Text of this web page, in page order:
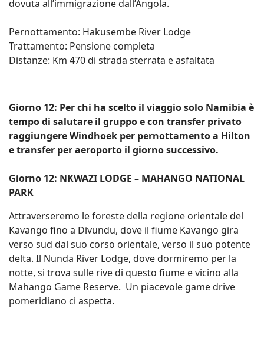
dovuta all’immigrazione dall’Angola.
Pernottamento: Hakusembe River Lodge
Trattamento: Pensione completa
Distanze: Km 470 di strada sterrata e asfaltata
Giorno 12: Per chi ha scelto il viaggio solo Namibia è
tempo di salutare il gruppo e con transfer privato
raggiungere Windhoek per pernottamento a Hilton
e transfer per aeroporto il giorno successivo.
Giorno 12: NKWAZI LODGE – MAHANGO NATIONAL
PARK
Attraverseremo le foreste della regione orientale del
Kavango fino a Divundu, dove il fiume Kavango gira
verso sud dal suo corso orientale, verso il suo potente
delta. Il Nunda River Lodge, dove dormiremo per la
notte, si trova sulle rive di questo fiume e vicino alla
Mahango Game Reserve. Un piacevole game drive
pomeridiano ci aspetta.